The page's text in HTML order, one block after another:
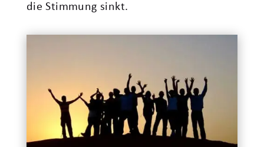
die Stimmung sinkt.